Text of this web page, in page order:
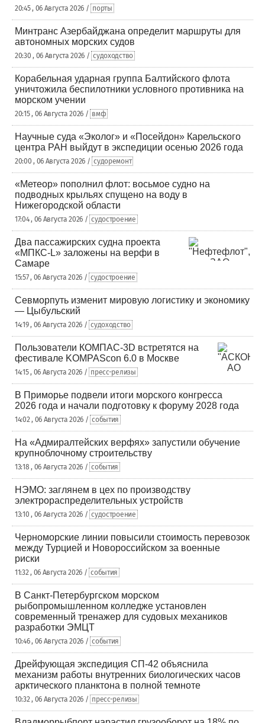
20:45 , 06 Августа 2026 / порты
Минтранс Азербайджана определит маршруты для
автономных морских судов
20:30 , 06 Августа 2026 / судоходство
Корабельная ударная группа Балтийского флота
уничтожила беспилотники условного противника на
морском учении
20:15 , 06 Августа 2026 / вмф
Научные суда «Эколог» и «Посейдон» Карельского
центра РАН выйдут в экспедиции осенью 2026 года
20:00 , 06 Августа 2026 / судоремонт
«Метеор» пополнил флот: восьмое судно на
подводных крыльях спущено на воду в
Нижегородской области
17:04 , 06 Августа 2026 / судостроение
Два пассажирских судна проекта
«МПКС-L» заложены на верфи в
Самаре
15:57 , 06 Августа 2026 / судостроение
Севморпуть изменит мировую логистику и экономику
— Цыбульский
14:19 , 06 Августа 2026 / судоходство
Пользователи КОМПАС-3D встретятся на
фестивале KOMPAScon 6.0 в Москве
14:15 , 06 Августа 2026 / пресс-релизы
В Приморье подвели итоги морского конгресса
2026 года и начали подготовку к форуму 2028 года
14:02 , 06 Августа 2026 / события
На «Адмиралтейских верфях» запустили обучение
крупноблочному строительству
13:18 , 06 Августа 2026 / события
НЭМО: заглянем в цех по производству
электрораспределительных устройств
13:10 , 06 Августа 2026 / судостроение
Черноморские линии повысили стоимость перевозок
между Турцией и Новороссийском за военные
риски
11:32 , 06 Августа 2026 / события
В Санкт-Петербургском морском
рыбопромышленном колледже установлен
современный тренажер для судовых механиков
разработки ЭМЦТ
10:46 , 06 Августа 2026 / события
Дрейфующая экспедиция СП-42 объяснила
механизм работы внутренних биологических часов
арктического планктона в полной темноте
10:32 , 06 Августа 2026 / пресс-релизы